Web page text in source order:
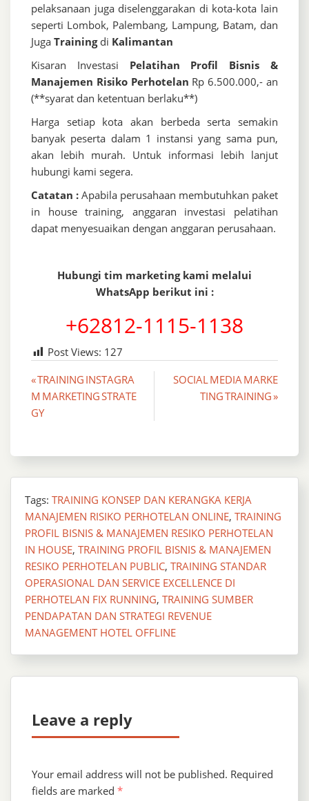
pelaksanaan juga diselenggarakan di kota-kota lain
seperti Lombok, Palembang, Lampung, Batam, dan
Juga Trainingdi Kalimantan
Kisaran Investasi Pelatihan Profil Bisnis &
Manajemen Risiko Perhotelan Rp 6.500.000,- an
(**syarat dan ketentuan berlaku**)
Harga setiap kota akan berbeda serta semakin
banyak peserta dalam 1 instansi yang sama pun,
akan lebih murah. Untuk informasi lebih lanjut
hubungi kami segera.
Catatan : Apabila perusahaan membutuhkan paket
in house training, anggaran investasi pelatihan
dapat menyesuaikan dengan anggaran perusahaan.
Hubungi tim marketing kami melalui
WhatsApp berikut ini :
+62812-1115-1138
Post Views: 127
Post
navigation
« TRAINING INSTAGRA
M MARKETING STRATE
GY
SOCIAL MEDIA MARKE
TING TRAINING »
Tags: TRAINING KONSEP DAN KERANGKA KERJA
MANAJEMEN RISIKO PERHOTELAN ONLINE, TRAINING ​
PROFIL BISNIS & MANAJEMEN RESIKO PERHOTELAN
IN HOUSE, TRAINING ​PROFIL BISNIS & MANAJEMEN
RESIKO PERHOTELAN PUBLIC, TRAINING STANDAR
OPERASIONAL DAN SERVICE EXCELLENCE DI
PERHOTELAN FIX RUNNING, TRAINING SUMBER
PENDAPATAN DAN STRATEGI REVENUE
MANAGEMENT HOTEL OFFLINE
Leave a reply
Your email address will not be published. Required
fields are marked *